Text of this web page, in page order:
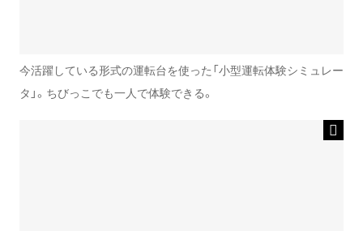
今活躍している形式の運転台を使った「小型運転体験シミュレー
タ」。ちびっこでも一人で体験できる。